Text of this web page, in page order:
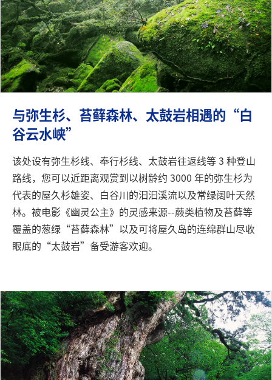
与弥生杉、苔藓森林、太鼓岩相遇的“白
谷云水峡”
该处设有弥生杉线、奉行杉线、太鼓岩往返线等 3 种登山
路线，您可以近距离观赏到以树龄约 3000 年的弥生杉为
代表的屋久杉雄姿、白谷川的汩汩溪流以及常绿阔叶天然
林。被电影《幽灵公主》的灵感来源--蕨类植物及苔藓等
覆盖的葱绿“苔藓森林”以及可将屋久岛的连绵群山尽收
眼底的“太鼓岩”备受游客欢迎。